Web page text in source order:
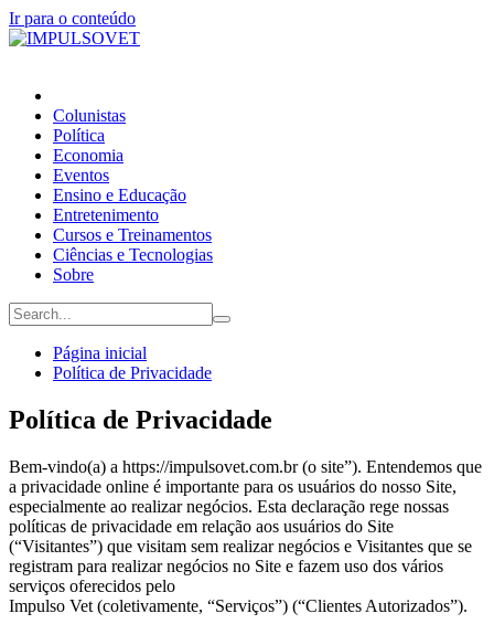
Ir para o conteúdo
Colunistas
Política
Economia
Eventos
Ensino e Educação
Entretenimento
Cursos e Treinamentos
Ciências e Tecnologias
Sobre
Página inicial
Política de Privacidade
Política de Privacidade
Bem-vindo(a) a https://impulsovet.com.br (o site”). Entendemos que
a privacidade online é importante para os usuários do nosso Site,
especialmente ao realizar negócios. Esta declaração rege nossas
políticas de privacidade em relação aos usuários do Site
(“Visitantes”) que visitam sem realizar negócios e Visitantes que se
registram para realizar negócios no Site e fazem uso dos vários
serviços oferecidos pelo
Impulso Vet (coletivamente, “Serviços”) (“Clientes Autorizados”).